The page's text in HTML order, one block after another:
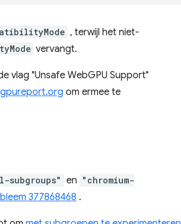
, terwijl het niet-
vervangt.
vlag "Unsafe WebGPU Support"
om ermee te
subgroups" en "chromium-
377868468 .